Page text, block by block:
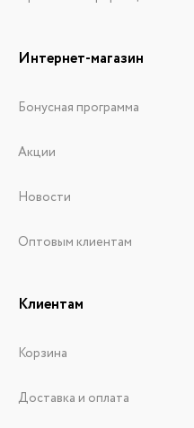
Интернет-магазин
Бонусная программа
Акции
Новости
Оптовым клиентам
Клиентам
Корзина
Доставка и оплата